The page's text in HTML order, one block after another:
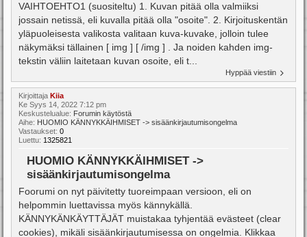
VAIHTOEHTO1 (suositeltu) 1. Kuvan pitää olla valmiiksi
jossain netissä, eli kuvalla pitää olla "osoite". 2. Kirjoituskentän
yläpuoleisesta valikosta valitaan kuva-kuvake, jolloin tulee
näkymäksi tällainen [ img ] [ /img ] . Ja noiden kahden img-
tekstin väliin laitetaan kuvan osoite, eli t...
Hyppää viestiin
Kirjoittaja Kiia
Ke Syys 14, 2022 7:12 pm
Keskustelualue: Forumin käytöstä
Aihe: HUOMIO KÄNNYKKÄIHMISET -> sisäänkirjautumisongelma
Vastaukset: 0
Luettu: 1325821
HUOMIO KÄNNYKKÄIHMISET ->
sisäänkirjautumisongelma
Foorumi on nyt päivitetty tuoreimpaan versioon, eli on
helpommin luettavissa myös kännykällä.
KÄNNYKÄNKÄYTTÄJÄT muistakaa tyhjentää evästeet (clear
cookies), mikäli sisäänkirjautumisessa on ongelmia. Klikkaa